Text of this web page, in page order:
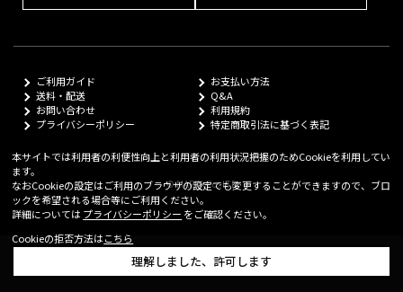
ご利用ガイド
お支払い方法
送料・配送
Q&A
お問い合わせ
利用規約
プライバシーポリシー
特定商取引法に基づく表記
© MAPPA Co.,LTD
本サイトでは利用者の利便性向上と利用者の利用状況把握のためCookieを利用してい
ます。
なおCookieの設定はご利用のブラウザの設定でも変更することができますので、ブロ
ックを希望される場合等にご利用ください。
詳細については プライバシーポリシー をご確認ください。
Cookieの拒否方法はこちら
理解しました、許可します